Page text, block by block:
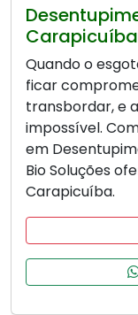
Quando o
ficar
transbordar, e
impossível.
em
Bio Soluções
Carapicuíba.